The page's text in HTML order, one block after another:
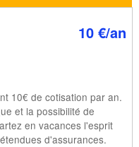
10 €/an
10€ de cotisation par an.
et la possibilité de
en vacances l'esprit
d'assurances.